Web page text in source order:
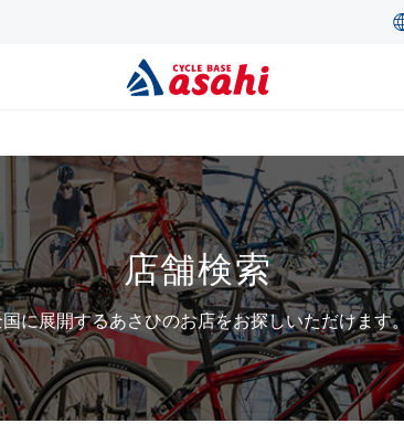
店舗検索
に展開するあさひのお店をお探しいただけます。